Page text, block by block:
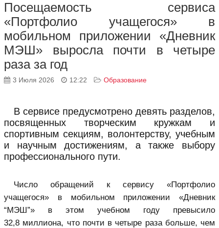
Посещаемость сервиса
«Портфолио учащегося» в
мобильном приложении «Дневник
МЭШ» выросла почти в четыре
раза за год
3 Июля 2026 12:22 Образование
В сервисе предусмотрено девять разделов,
посвященных творческим кружкам и
спортивным секциям, волонтерству, учебным
и научным достижениям, а также выбору
профессионального пути.
Число обращений к сервису «Портфолио
учащегося» в мобильном приложении «Дневник
“МЭШ”» в этом учебном году превысило
32,8 миллиона, что почти в четыре раза больше, чем